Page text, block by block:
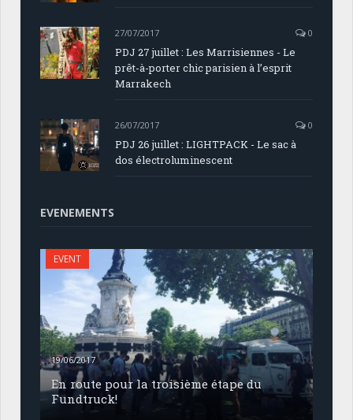
27/07/2017 0
PDJ 27 juillet : Les Marrisiennes - Le
prêt-à-porter chic parisien à l’esprit
Marrakech
26/07/2017 0
PDJ 26 juillet : LIGHTPACK - Le sac à
dos électroluminescent
EVENEMENTS
EVENT
19/06/2017
En route pour la troisième étape du
Fundtruck!